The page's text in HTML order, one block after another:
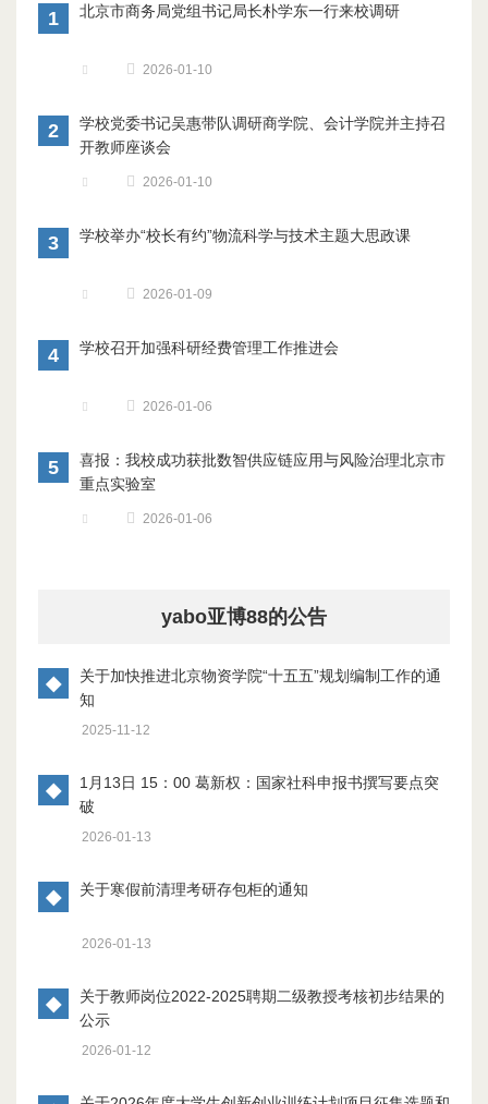
1 北京市商务局党组书记局长朴学东一行来校调研
2026-01-10
2
学校党委书记吴惠带队调研商学院、会计学院并主持召
开教师座谈会
2026-01-10
3 学校举办“校长有约”物流科学与技术主题大思政课
2026-01-09
4 学校召开加强科研经费管理工作推进会
2026-01-06
5
喜报：我校成功获批数智供应链应用与风险治理北京市
重点实验室
2026-01-06
yabo亚博88的公告
◆
关于加快推进北京物资学院“十五五”规划编制工作的通
知
2025-11-12
◆
1月13日 15：00 葛新权：国家社科申报书撰写要点突
破
2026-01-13
◆ 关于寒假前清理考研存包柜的通知
2026-01-13
◆
关于教师岗位2022-2025聘期二级教授考核初步结果的
公示
2026-01-12